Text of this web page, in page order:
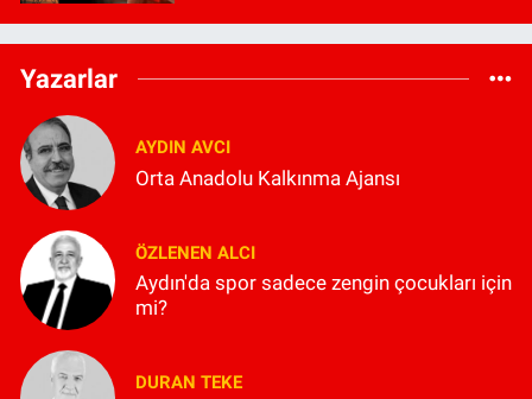
Yazarlar
AYDIN AVCI
Orta Anadolu Kalkınma Ajansı
ÖZLENEN ALCI
Aydın'da spor sadece zengin çocukları için
mi?
DURAN TEKE